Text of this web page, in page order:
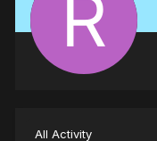
All Activity